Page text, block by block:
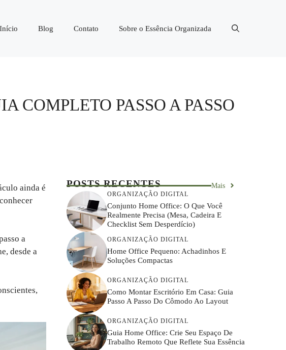
Início Blog Contato Sobre o Essência Organizada
COMPLETO PASSO A PASSO
ainda é
a
desde a
POSTS RECENTES Mais
ORGANIZAÇÃO DIGITAL
Conjunto Home Office: O Que Você
Realmente Precisa (mesa, Cadeira E
Checklist Sem Desperdício)
ORGANIZAÇÃO DIGITAL
Home Office Pequeno: Achadinhos E
Soluções Compactas
ORGANIZAÇÃO DIGITAL
Como Montar Escritório Em Casa: Guia
Passo A Passo Do Cômodo Ao Layout
ORGANIZAÇÃO DIGITAL
Guia Home Office: Crie Seu Espaço De
Trabalho Remoto Que Reflete Sua Essência